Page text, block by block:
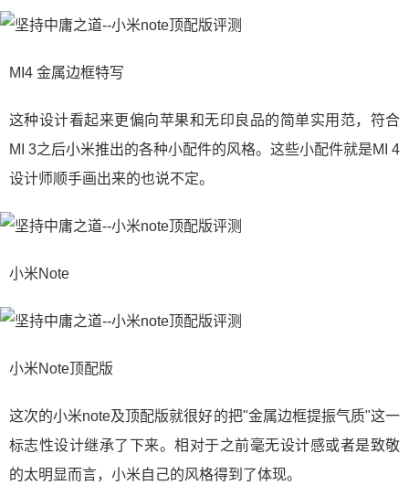
MI4 金属边框特写
这种设计看起来更偏向苹果和无印良品的简单实用范，符合
MI 3之后小米推出的各种小配件的风格。这些小配件就是MI 4
设计师顺手画出来的也说不定。
小米Note
小米Note顶配版
这次的小米note及顶配版就很好的把"金属边框提振气质"这一
标志性设计继承了下来。相对于之前毫无设计感或者是致敬
的太明显而言，小米自己的风格得到了体现。